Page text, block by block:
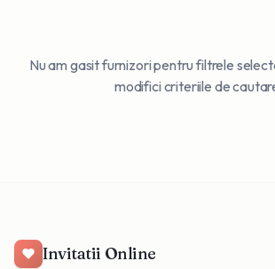
Nu am gasit furnizori pentru filtrele
modifici criteriile de
Invitatii Online